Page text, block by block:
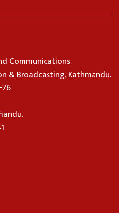
Communications,
& Broadcasting, Kathmandu.
76